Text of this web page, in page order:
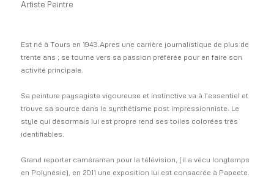
Artiste Peintre
Est né à Tours en 1943.Apres une carrière journalistique de plus de
trente ans ; se tourne vers sa passion préférée pour en faire son
activité principale.
Sa peinture paysagiste vigoureuse et instinctive va à l’essentiel et
trouve sa source dans le synthétisme post impressionniste. Le
style qui désormais lui est propre rend ses toiles colorées très
identifiables.
Grand reporter caméraman pour la télévision, (il a vécu longtemps
en Polynésie), en 2011 une exposition lui est consacrée à Papeete.